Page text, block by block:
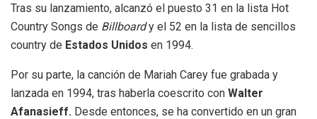
Tras su lanzamiento, alcanzó el puesto 31 en la lista Hot
Country Songs de Billboardy el 52 en la lista de sencillos
country de Estados Unidos en 1994.
Por su parte, la canción de Mariah Carey fue grabada y
lanzada en 1994, tras haberla coescrito con Walter
Afanasieff. Desde entonces, se ha convertido en un gran